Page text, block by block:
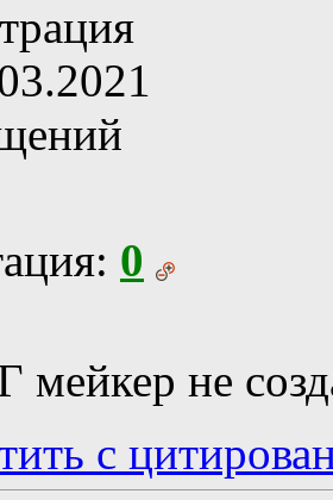
0
мейкер не
с